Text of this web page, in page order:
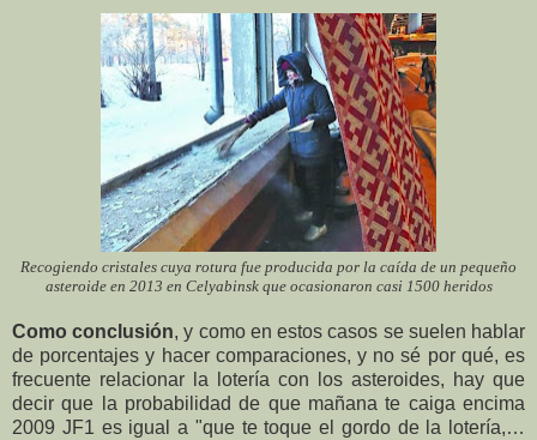
Recogiendo cristales cuya rotura fue producida por la caída de un pequeño
asteroide en 2013 en Celyabinsk que ocasionaron casi 1500 heridos
Como conclusión, y como en estos casos se suelen hablar
de porcentajes y hacer comparaciones, y no sé por qué, es
frecuente relacionar la lotería con los asteroides, hay que
decir que la probabilidad de que mañana te caiga encima
2009 JF1 es igual a "que te toque el gordo de la lotería,…